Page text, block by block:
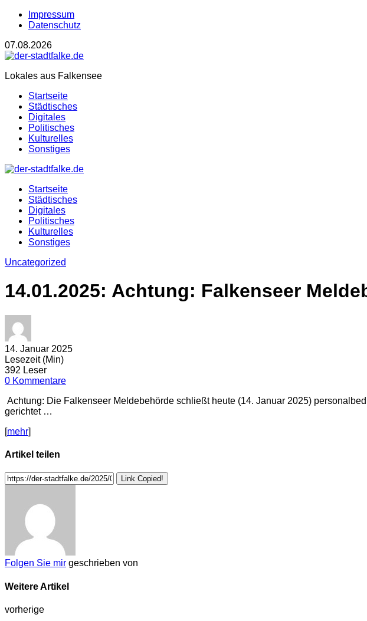
Impressum
Datenschutz
07.08.2026
Lokales aus Falkensee
Startseite
Städtisches
Digitales
Politisches
Kulturelles
Sonstiges
Startseite
Städtisches
Digitales
Politisches
Kulturelles
Sonstiges
Uncategorized
14.01.2025: Achtung: Falkenseer
14. Januar 2025
Lesezeit (Min)
392 Leser
0 Kommentare
Achtung: Die Falkenseer Meldebehörde schließt heute (14. Januar 2025)
gerichtet …
[mehr]
Artikel teilen
Link Copied!
Folgen Sie mir geschrieben von
Weitere Artikel
vorherige